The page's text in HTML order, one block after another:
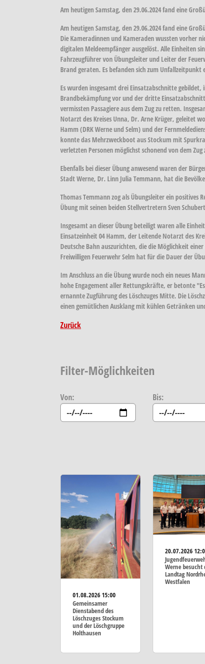
Am heutigen Samstag, den 29.06.2024 fand eine
Am heutigen Samstag, den 29.06.2024 fand eine
Die Kameradinnen und Kameraden wussten vorher
digitalen Meldeempfänger ausgelöst. Alle Einheiten
Fahrzeugführer von Übungsleiter und Leiter der
Brand geraten. Es befanden sich zum Unfallzeitpunkt
Es wurden insgesamt drei Einsatzabschnitte
Brandbekämpfung vor und der dritte
vermissten Passagiere aus dem Zug zu retten.
Notarzt des Kreises Unna, Dr. Arne Krüger, geleitet
Hamm (DRK Werne und Selm) und der
konnte das Mehrzweckboot aus Stockum mit
verletzten Personen möglichst schonend von dem
Ebenfalls bei dieser Übung anwesend waren der
Stadt Werne, Dr. Linn Julia Temmann, hat die
Thomas Temmann zog als Übungsleiter ein
Übung mit seinen beiden Stellvertretern Sven
Insgesamt an dieser Übung beteiligt waren alle
Einsatzeinheit 04 Hamm, der Leitende Notarzt des
Deutsche Bahn auszurichten, die die Möglichkeit
Freiwilligen Feuerwehr Selm hat für die Dauer der
Im Anschluss an die Übung wurde noch ein neues
hohe Engagement aller Rettungskräfte, er betonte
ernannte Zugführung des Löschzuges Mitte. Die
einen gemütlichen Ausklang mit kühlen Getränken
Zurück
Filter-Möglichkeiten
Von: Bis:
01.08.202615:00
Gemeinsamer
Dienstabend des
Löschzuges Stockum
und der Löschgruppe
Holthausen
20.07.2026
Werne besucht
Landtag
Westfalen